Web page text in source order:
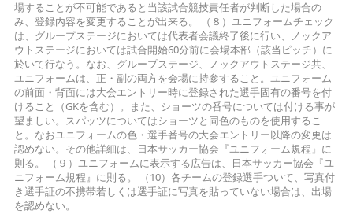
場することが不可能であると当該試合競技責任者が判断した場合の
み、登録内容を変更することが出来る。 （８）ユニフォームチェック
は、グループステージにおいては代表者会議終了後に行い、ノックア
ウトステージにおいては試合開始60分前に会場本部（該当ピッチ）に
於いて行なう。なお、グループステージ、ノックアウトステージ共、
ユニフォームは、正・副の両方を会場に持参すること。ユニフォーム
の前面・背面には大会エントリー時に登録された選手固有の番号を付
けること（GKを含む）。また、ショーツの番号については付ける事が
望ましい。スパッツについてはショーツと同色のものを使用するこ
と。なおユニフォームの色・選手番号の大会エントリー以降の変更は
認めない。その他詳細は、日本サッカー協会『ユニフォーム規程』に
則る。 （９）ユニフォームに表示する広告は、日本サッカー協会『ユ
ニフォーム規程』に則る。 （10）各チームの登録選手ついて、写真付
き選手証の不携帯若しくは選手証に写真を貼っていない場合は、出場
を認めない。